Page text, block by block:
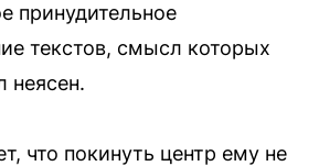
принудительное
текстов, смысл которых
неясен.
что покинуть центр ему не